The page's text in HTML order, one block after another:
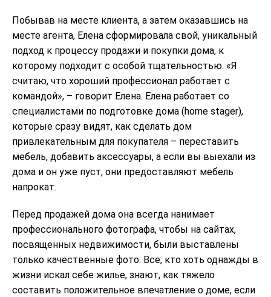
Побывав на месте клиента, а затем оказавшись на
месте агента, Елена сформировала свой, уникальный
подход к процессу продажи и покупки дома, к
которому подходит с особой тщательностью. «Я
считаю, что хороший профессионал работает c
командой», – говорит Елена. Елена работает со
специалистами по подготовке дома (home stager),
которые сразу видят, как сделать дом
привлекательным для покупателя – переставить
мебель, добавить аксессуары, а если вы выехали из
дома и он уже пуст, они предоставляют мебель
напрокат.
Перед продажей дома она всегда нанимает
профессионального фотографа, чтобы на сайтах,
посвященных недвижимости, были выставлены
только качественные фото. Все, кто хоть однажды в
жизни искал себе жилье, знают, как тяжело
составить положительное впечатление о доме, если